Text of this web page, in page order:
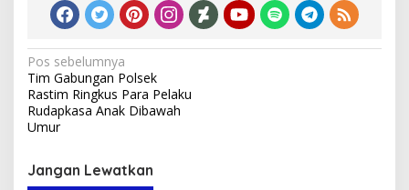
Navigasi
pos
Pos sebelumnya
Tim Gabungan Polsek
Rastim Ringkus Para Pelaku
Rudapkasa Anak Dibawah
Umur
Jangan Lewatkan